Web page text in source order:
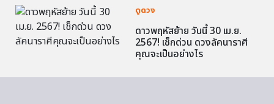
ดูดวง
ดาวพฤหัสย้าย วันนี้ 30 เม.ย.
2567! เช็กด่วน ดวงลัคนาราศี
คุณจะเป็นอย่างไร